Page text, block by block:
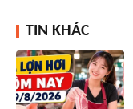
TIN KHÁC